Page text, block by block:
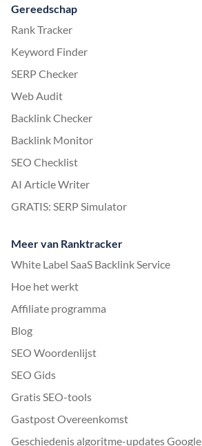
Gereedschap
Rank Tracker
Keyword Finder
SERP Checker
Web Audit
Backlink Checker
Backlink Monitor
SEO Checklist
AI Article Writer
GRATIS: SERP Simulator
Meer van Ranktracker
White Label SaaS Backlink Service
Hoe het werkt
Affiliate programma
Blog
SEO Woordenlijst
SEO Gids
Gratis SEO-tools
Gastpost Overeenkomst
Geschiedenis algoritme-updates Google